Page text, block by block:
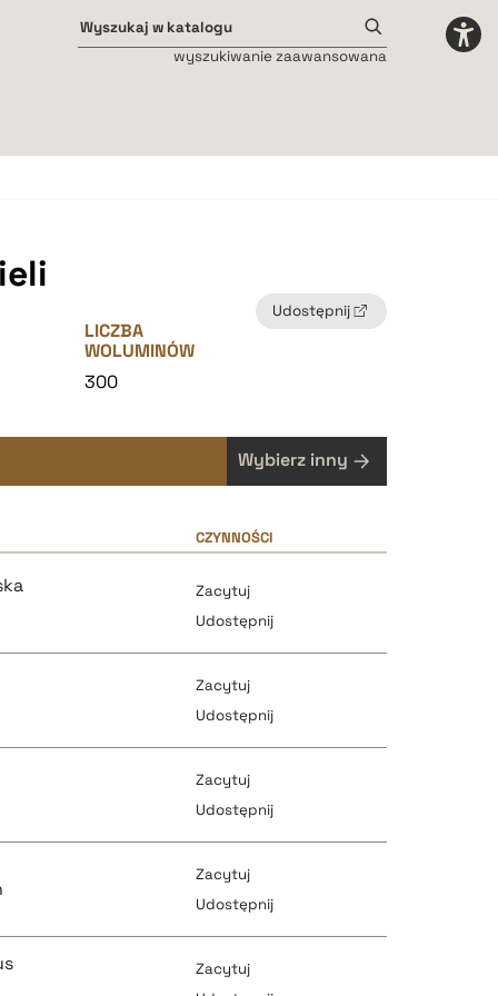
wyszukiwanie zaawansowana
Udostępnij
LICZBA
WOLUMINÓW
300
Wybierz inny
CZYNNOŚCI
Zacytuj
Udostępnij
pobierz cytat
pobierz cytat
Zacytuj
Udostępnij
pobierz cytat
Zacytuj
Udostępnij
pobierz cytat
Zacytuj
Udostępnij
Zacytuj